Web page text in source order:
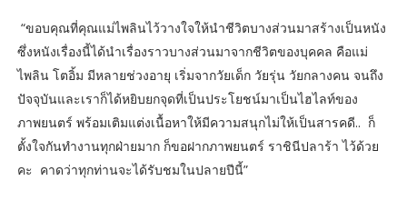
“ขอบคุณที่คุณแม่ไพลินไว้วางใจให้นำชีวิตบางส่วนมาสร้างเป็นหนัง
ซึ่งหนังเรื่องนี้ได้นำเรื่องราวบางส่วนมาจากชีวิตของบุคคล คือแม่
ไพลิน โตอิ้ม มีหลายช่วงอายุ เริ่มจากวัยเด็ก วัยรุ่น วัยกลางคน จนถึง
ปัจจุบันและเราก็ได้หยิบยกจุดที่เป็นประโยชน์มาเป็นไฮไลท์ของ
ภาพยนตร์ พร้อมเติมแต่งเนื้อหาให้มีความสนุกไม่ให้เป็นสารคดี.. ก็
ตั้งใจกันทำงานทุกฝ่ายมาก ก็ขอฝากภาพยนตร์ ราชินีปลาร้า ไว้ด้วย
คะ คาดว่าทุกท่านจะได้รับชมในปลายปีนี้”